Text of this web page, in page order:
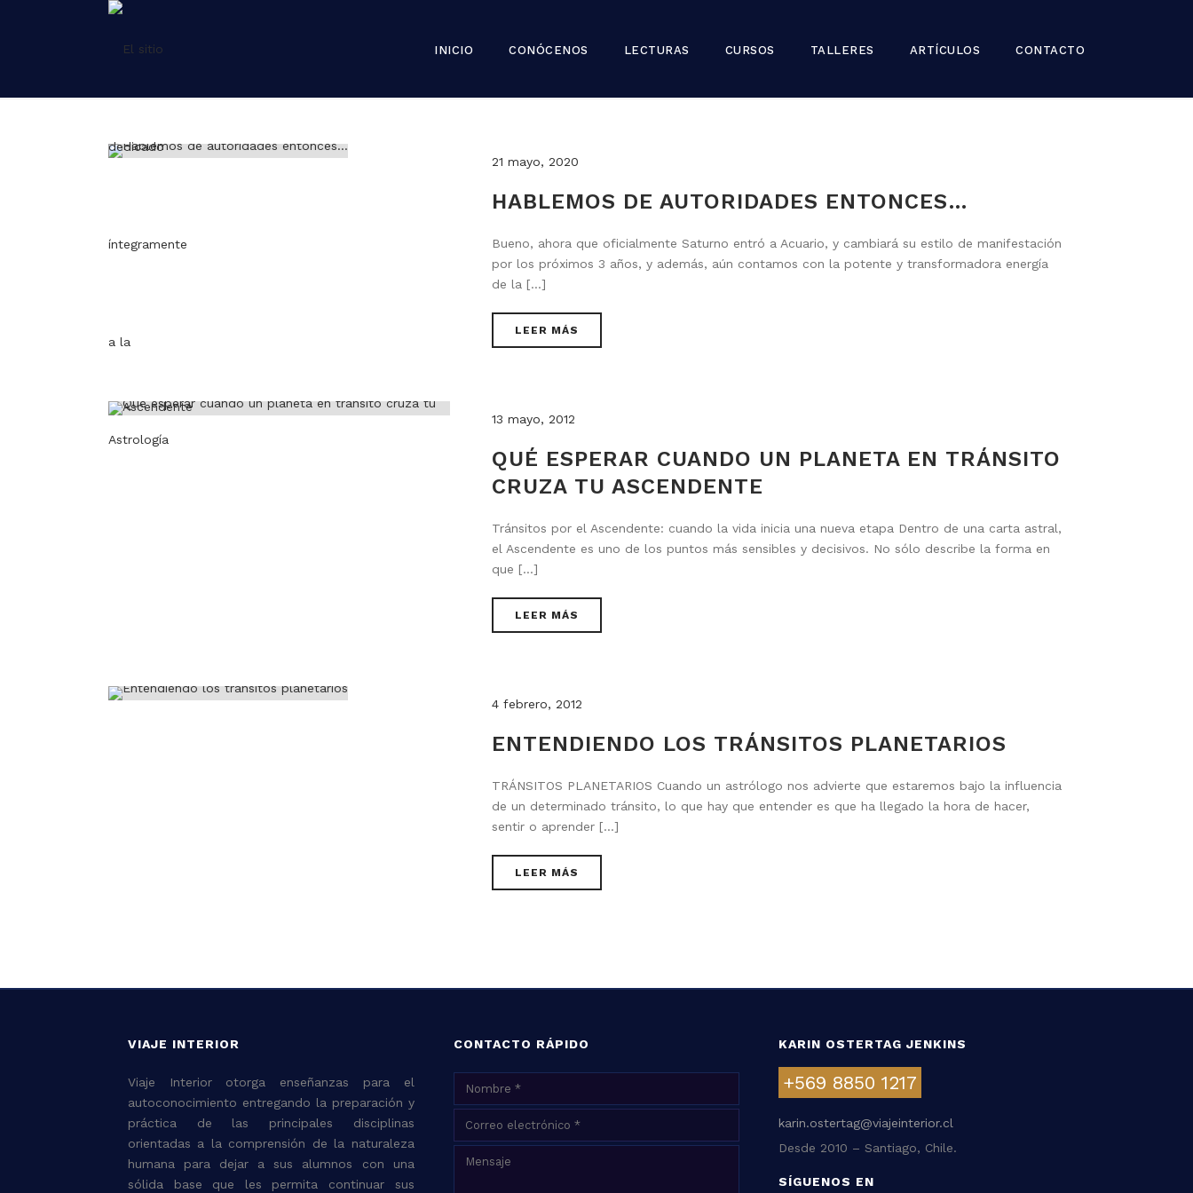
INICIO CONÓCENOS LECTURAS CURSOS TALLERES ARTÍCULOS CONTACTO
21 mayo, 2020
HABLEMOS DE AUTORIDADES ENTONCES…
Bueno, ahora que oficialmente Saturno entró a Acuario, y cambiará su estilo de manifestación
por los próximos 3 años, y además, aún contamos con la potente y transformadora energía
de la [...]
LEER MÁS
13 mayo, 2012
QUÉ ESPERAR CUANDO UN PLANETA EN TRÁNSITO
CRUZA TU ASCENDENTE
Tránsitos por el Ascendente: cuando la vida inicia una nueva etapa Dentro de una carta astral,
el Ascendente es uno de los puntos más sensibles y decisivos. No sólo describe la forma en
que [...]
LEER MÁS
4 febrero, 2012
ENTENDIENDO LOS TRÁNSITOS PLANETARIOS
TRÁNSITOS PLANETARIOS Cuando un astrólogo nos advierte que estaremos bajo la influencia
de un determinado tránsito, lo que hay que entender es que ha llegado la hora de hacer,
sentir o aprender [...]
LEER MÁS
VIAJE INTERIOR
Viaje Interior otorga enseñanzas para el
autoconocimiento entregando la preparación y
práctica de las principales disciplinas
orientadas a la comprensión de la naturaleza
humana para dejar a sus alumnos con una
sólida base que les permita continuar sus
CONTACTO RÁPIDO KARIN OSTERTAG JENKINS
+569 8850 1217
karin.ostertag@viajeinterior.cl
Desde 2010 – Santiago, Chile.
SÍGUENOS EN